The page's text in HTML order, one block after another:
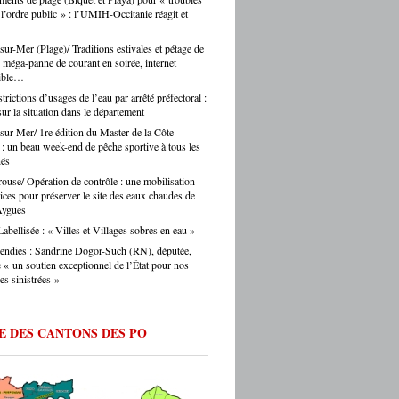
des collectivités, des institutions, du
Et on ne fait pas ça mollement. »
: justement, est-ce que les artisans
une période difficile en ce moment ? -
: « Comme partout en France, les
en hausse, coût des matières premières,
de recrutement, concurrence déloyale…
département comme le nôtre, qui
des fragilités socio-économiques bien
ces difficultés sont souvent amplifiées.
d’achat des ménages qui se contracte,
directement les artisans. Mais je ne
verser dans le catastrophisme : il y a
de créations, beaucoup
beaucoup de jeunes qui choisissent
et les métiers manuels. La
de fond est là. » Ouillade.eu : vous
recrutement. On entend souvent que
en tension très forte — le bâtiment,
de vraies perspectives de carrière et
reprise d’entreprise. Mais le regard de la
journalistes parisiens. Sans oublier,
les chauffeurs de taxi parisiens.
l’ordre public » : l’UMIH-Occitanie réagit et
Mer (Plage)/ Traditions estivales et pétage de
panne de courant en soirée, internet
d’usages de l’eau par arrêté préfectoral :
la situation dans le département
Mer/ 1re édition du Master de la Côte
un beau week-end de pêche sportive à tous les
Opération de contrôle : une mobilisation
pour préserver le site des eaux chaudes de
: « Villes et Villages sobres en eau »
: Sandrine Dogor-Such (RN), députée,
« un soutien exceptionnel de l’État pour nos
sinistrées »
DES CANTONS DES PO